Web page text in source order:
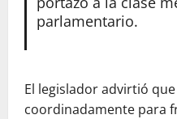
parlamentario.
El legislador advirtió
coordinadamente para